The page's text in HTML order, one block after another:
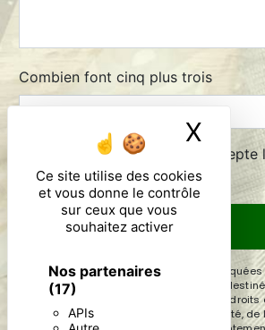
Ce site utilise des cookies
et vous donne le contrôle
sur ceux que vous
souhaitez activer
Nos partenaires
(17)
APIs
X
Combien font cinq plus trois
En cochant cette case,
particulières ci-dessous **
ENVOYER
** Les données personnelles
aux fins de vous contacter. Elles sont
ses sous-traitants. Vous disposez de droits
rectification, d’effacement, de portabilité,